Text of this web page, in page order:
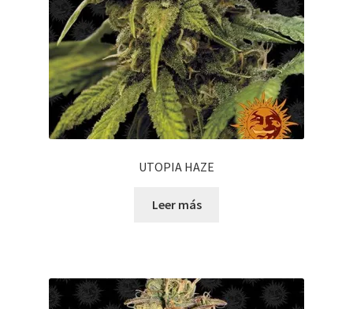
UTOPIA HAZE
Leer más